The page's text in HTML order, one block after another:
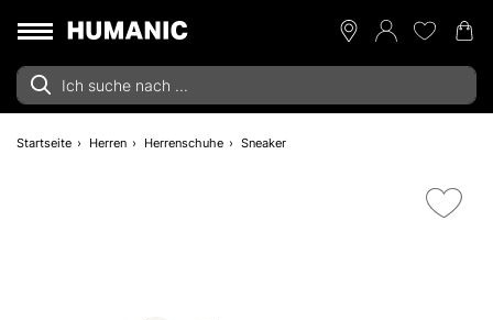
Startseite Herren Herrenschuhe Sneaker